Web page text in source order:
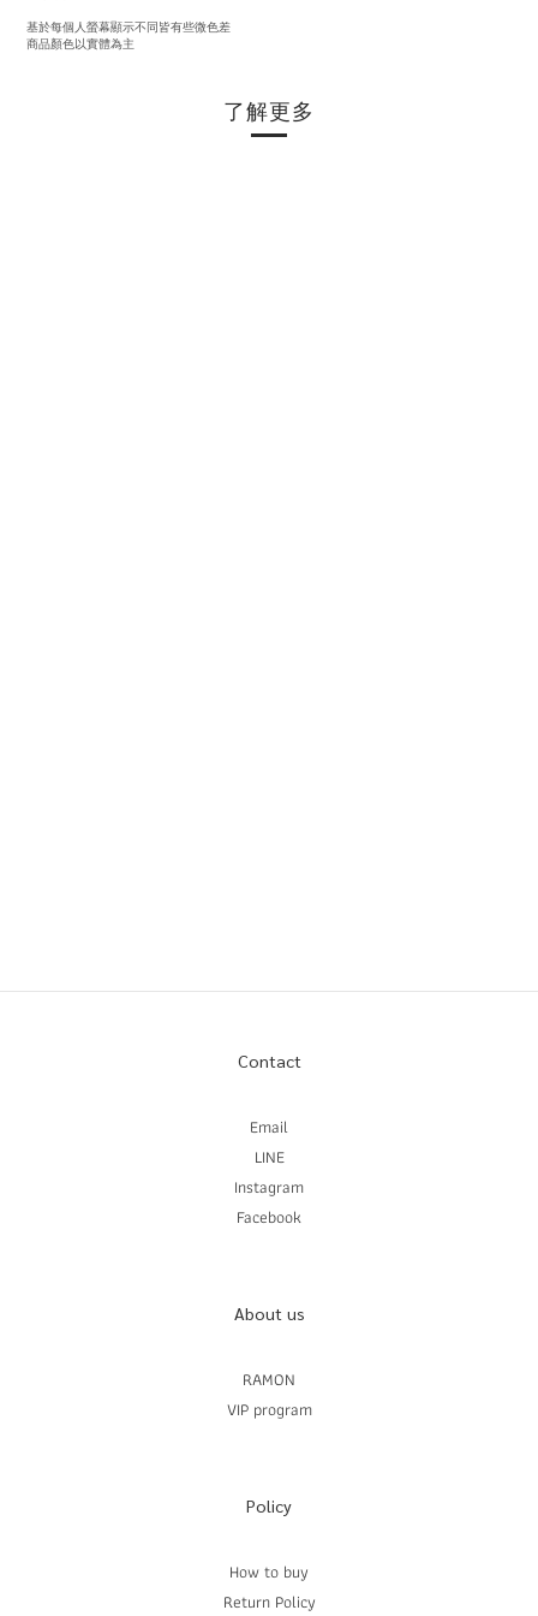
基於每個人螢幕顯示不同皆有些微色差
商品顏色以實體為主
了解更多
Contact
Email
LINE
Instagram
Facebook
About us
RAMON
VIP program
Policy
How to buy
Return Policy